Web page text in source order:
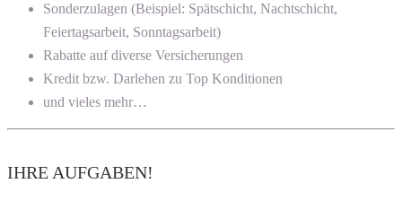
Sonderzulagen (Beispiel: Spätschicht, Nachtschicht,
Feiertagsarbeit, Sonntagsarbeit)
Rabatte auf diverse Versicherungen
Kredit bzw. Darlehen zu Top Konditionen
und vieles mehr…
IHRE AUFGABEN!